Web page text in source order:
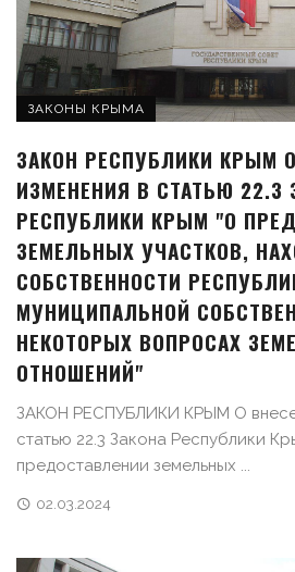
ЗАКОНЫ КРЫМА
ЗАКОН РЕСПУБЛИКИ КРЫМ
ИЗМЕНЕНИЯ В СТАТЬЮ 22.3
РЕСПУБЛИКИ КРЫМ "О
ЗЕМЕЛЬНЫХ УЧАСТКОВ,
СОБСТВЕННОСТИ
МУНИЦИПАЛЬНОЙ
НЕКОТОРЫХ ВОПРОСАХ
ОТНОШЕНИЙ"
ЗАКОН РЕСПУБЛИКИ КРЫМ О
статью 22.3 Закона Республики
предоставлении земельных ...
02.03.2024